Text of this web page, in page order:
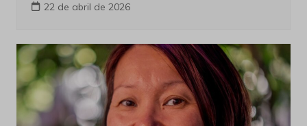
22 de abril de 2026